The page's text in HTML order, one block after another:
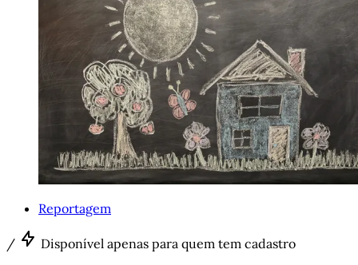
Reportagem
/ Disponível apenas para quem tem cadastro